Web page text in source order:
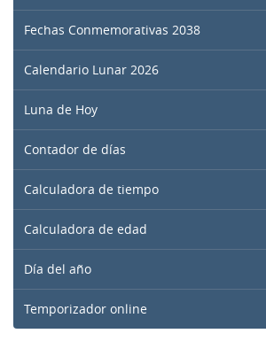
Fechas Conmemorativas 2038
Calendario Lunar 2026
Luna de Hoy
Contador de días
Calculadora de tiempo
Calculadora de edad
Día del año
Temporizador online